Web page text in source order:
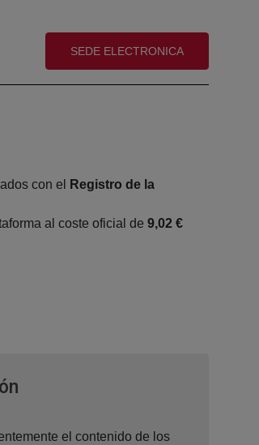
(abre en nueva ventana)
SEDE ELECTRONICA
con el
Registro de la
al coste oficial de 9,02 €
el contenido de los